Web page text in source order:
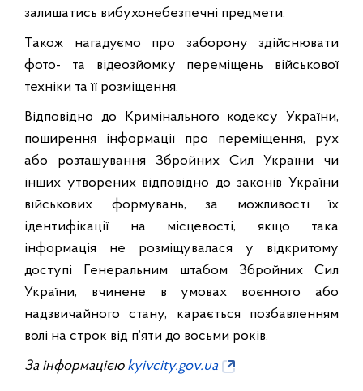
залишатись вибухонебезпечні предмети.
Також нагадуємо про заборону здійснювати
фото- та відеозйомку переміщень військової
техніки та її розміщення.
Відповідно до Кримінального кодексу України,
поширення інформації про переміщення, рух
або розташування Збройних Сил України чи
інших утворених відповідно до законів України
військових формувань, за можливості їх
ідентифікації на місцевості, якщо така
інформація не розміщувалася у відкритому
доступі Генеральним штабом Збройних Сил
України, вчинене в умовах воєнного або
надзвичайного стану, карається позбавленням
волі на строк від п’яти до восьми років.
За інформацією kyivcity.gov.ua